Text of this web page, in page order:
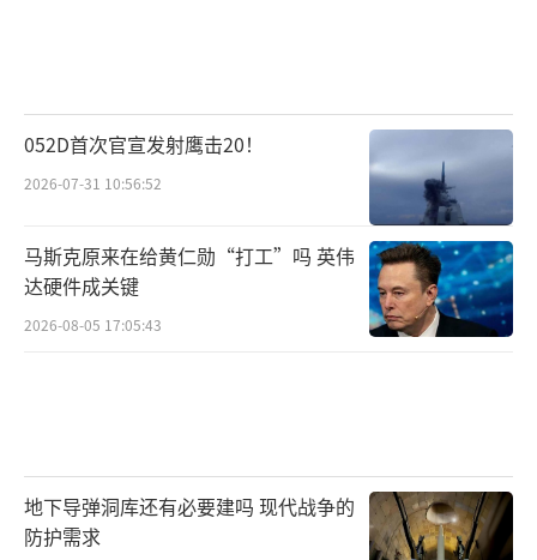
052D首次官宣发射鹰击20！
2026-07-31 10:56:52
马斯克原来在给黄仁勋“打工”吗 英伟
达硬件成关键
2026-08-05 17:05:43
地下导弹洞库还有必要建吗 现代战争的
防护需求